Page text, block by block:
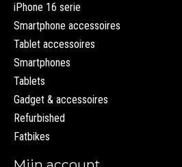
iPhone 16 serie
Smartphone accessoires
Tablet accessoires
Smartphones
Tablets
Gadget & accessoires
Refurbished
Fatbikes